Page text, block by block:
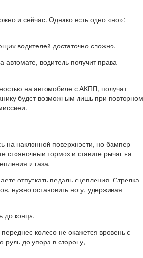
и сейчас. Однако есть одно «но»:
водителей достаточно сложно.
водитель получит права
на автомобиле с АКПП, получат
будет возможным лишь при повторном
на наклонной поверхности, но бампер
тормоз и ставите рычаг на
и газа.
отпускать педаль сцепления. Стрелка
нужно остановить ногу, удерживая
до конца.
колесо не окажется вровень с
руль до упора в сторону,